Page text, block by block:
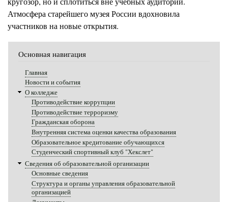
Атмосфера старейшего музея России вдохновила
участников на новые открытия.
Основная навигация
Главная
Новости и события
О колледже
Противодействие коррупции
Противодействие терроризму
Гражданская оборона
Внутренняя система оценки качества образования
Образовательное кредитование обучающихся
Студенческий спортивный клуб "Хекслет"
Сведения об образовательной организации
Основные сведения
Структура и органы управления образовательной
организацией